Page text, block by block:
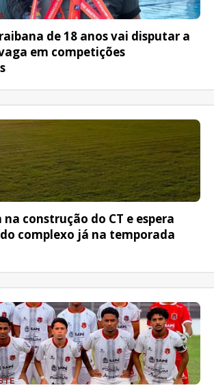
de 18 anos vai disputar a
em competições
na construção do CT e espera
complexo já na temporada